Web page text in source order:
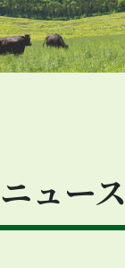
ニュース